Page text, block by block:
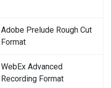
Adobe Prelude Rough Cut
Format
WebEx Advanced
Recording Format